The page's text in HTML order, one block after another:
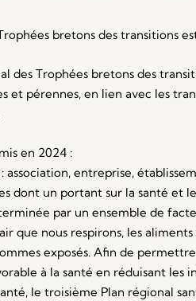
bretons des transitions
des Trophées bretons des
et pérennes, en lien avec les
en 2024 :
association, entreprise,
dont un portant sur la santé et
par un ensemble de
que nous respirons, les
exposés. Afin de
à la santé en réduisant les
le troisième Plan régional